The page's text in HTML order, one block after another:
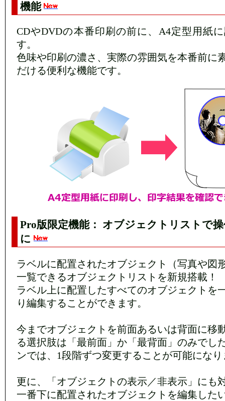
機能
CDやDVDの本番印刷の前に、A4定型用紙
す。
色味や印刷の濃さ、実際の雰囲気を本番前に
だける便利な機能です。
Pro版限定機能： オブジェクトリストで
に
ラベルに配置されたオブジェクト（写真や図
一覧できるオブジェクトリストを新規搭載！
ラベル上に配置したすべてのオブジェクトを
り編集することができます。
今までオブジェクトを前面あるいは背面に移
る選択肢は「最前面」か「最背面」のみでし
ンでは、1段階ずつ変更することが可能にな
更に、「オブジェクトの表示／非表示」にも
一番下に配置されたオブジェクトを編集した